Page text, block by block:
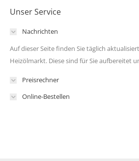
Unser Service
Nachrichten
Auf dieser Seite finden Sie täglich
Heizölmarkt. Diese sind für Sie aufbereitet
Preisrechner
Online-Bestellen